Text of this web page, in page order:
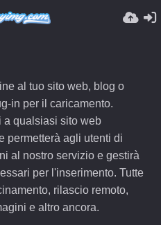
al tuo sito web, blog o
in per il caricamento.
a qualsiasi sito web
permetterà agli utenti di
al nostro servizio e gestirà
per l'inserimento. Tutte
rilascio remoto,
e altro ancora.